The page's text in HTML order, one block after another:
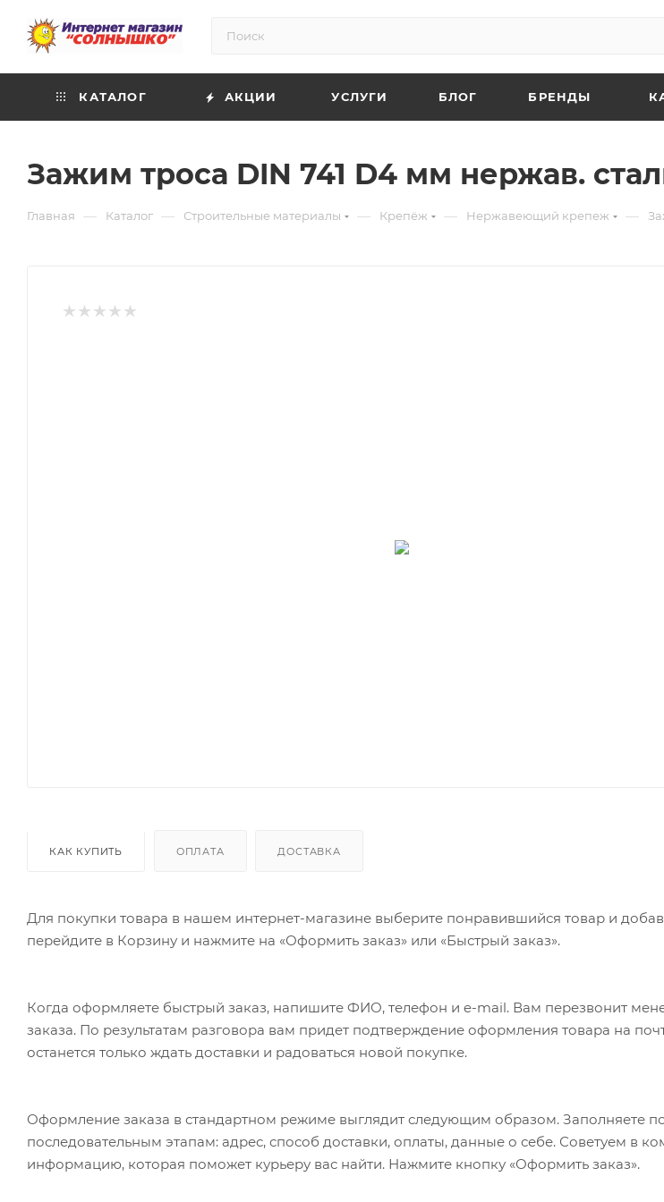
КАТАЛОГ АКЦИИ УСЛУГИ БЛОГ БРЕНДЫ
Зажим троса DIN 741 D4 мм нержав.
Главная — Каталог — Строительные материалы — Крепёж — Нержавеющий крепеж —
КАК КУПИТЬ ОПЛАТА ДОСТАВКА
Для покупки товара в нашем интернет-магазине выберите понравившийся товар и
перейдите в Корзину и нажмите на «Оформить заказ» или «Быстрый заказ».
Когда оформляете быстрый заказ, напишите ФИО, телефон и e-mail. Вам перезвонит
заказа. По результатам разговора вам придет подтверждение оформления товара на
останется только ждать доставки и радоваться новой покупке.
Оформление заказа в стандартном режиме выглядит следующим образом. Заполняете
последовательным этапам: адрес, способ доставки, оплаты, данные о себе. Советуем в
информацию, которая поможет курьеру вас найти. Нажмите кнопку «Оформить заказ».